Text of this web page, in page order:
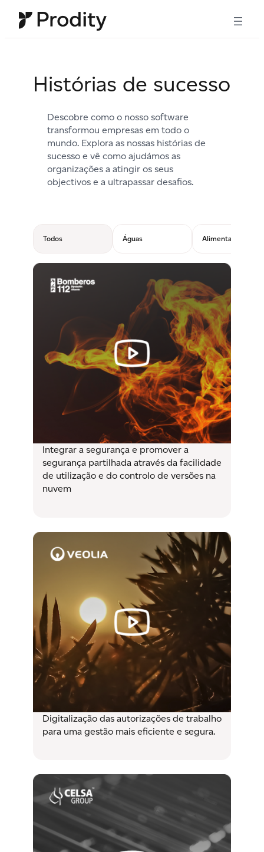
Saltar
para
Histórias de sucesso
Descobre como o nosso software
transformou empresas em todo o
mundo. Explora as nossas histórias de
sucesso e vê como ajudámos as
organizações a atingir os seus
objectivos e a ultrapassar desafios.
Todos Águas Alimentação
Integrar a segurança e promover a
segurança partilhada através da facilidade
de utilização e do controlo de versões na
nuvem
Digitalização das autorizações de trabalho
para uma gestão mais eficiente e segura.